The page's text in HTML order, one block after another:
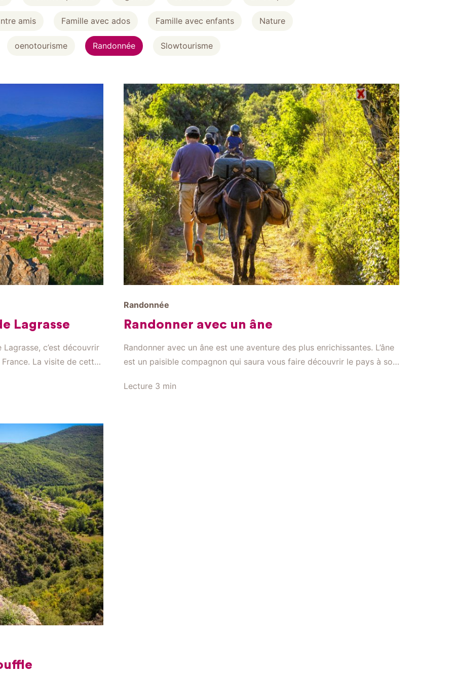
amis Famille avec ados Famille avec enfants Nature
oenotourisme Randonnée Slowtourisme
Lagrasse
c’est découvrir
La visite de cette
Randonnée
Randonner avec un âne
Randonner avec un âne est une aventure des plus enrichissantes. L’âne
est un paisible compagnon qui saura vous faire découvrir le pays à son
marche idéal Les ânes sont d’excellents compagnons de marche,
Lecture 3 min